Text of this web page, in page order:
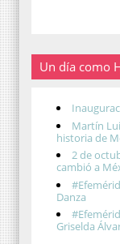
Un día como
Martín
historia de
2 de
cambió a
Danza
Griselda